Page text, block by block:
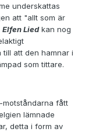
underskattas
att "allt som är
Elfen Liedkan nog
att den hamnar i
som tittare.
motståndarna fått
lämnade
detta i form av